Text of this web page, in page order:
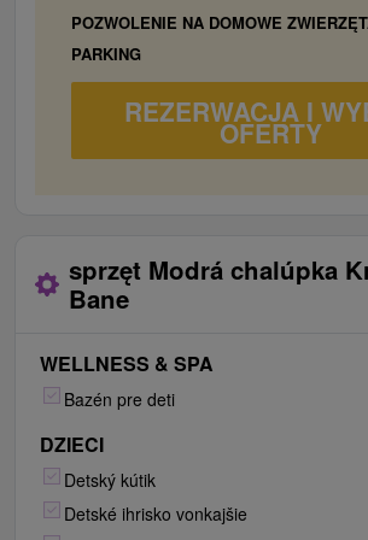
Chráneným banským dielom je
15. storočia. Obec ponúka aj
tenisových kurtov cca 300 m od
rezervácia) a v blízkosti sa nachádza
kde si nadšenci koní a jazdectva
POZWOLENIE NA DOMOWE
PARKING
REZERWACJA I
OFERTY
sprzęt Modrá chalúpka
Bane
WELLNESS & SPA
Bazén pre deti
DZIECI
Detský kútik
Detské ihrisko vonkajšie